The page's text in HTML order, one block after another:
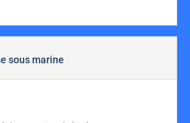
sous marine